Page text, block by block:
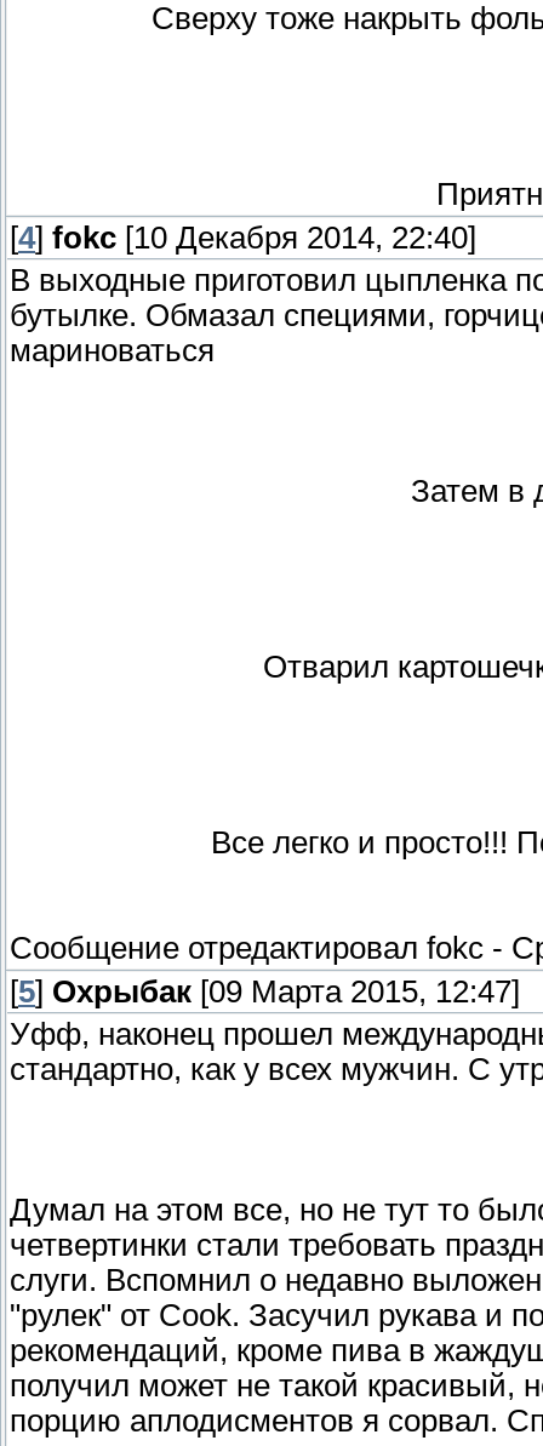
Сверху тоже накрыть
[4] fokc [10 Декабря 2014, 22:40]
В выходные приготовил цыпленка
бутылке. Обмазал специями,
мариноваться
Затем в
Отварил
Все легко и просто!!!
Сообщение отредактировал fokc -
[5] Охрыбак [09 Марта 2015, 12:47]
Уфф, наконец прошел
стандартно, как у всех мужчин. С
Думал на этом все, но не тут то
четвертинки стали требовать
слуги. Вспомнил о недавно
"рулек" от Cook. Засучил рукава и
рекомендаций, кроме пива в
получил может не такой красивый,
порцию аплодисментов я сорвал.